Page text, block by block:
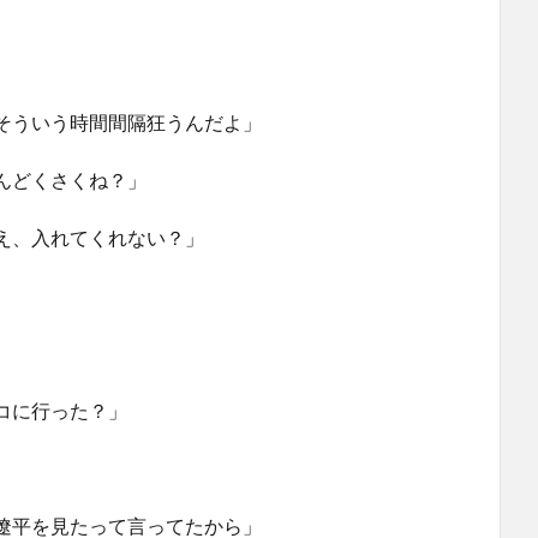
いう時間間隔狂うんだよ」
くさくね？」
入れてくれない？」
行った？」
を見たって言ってたから」